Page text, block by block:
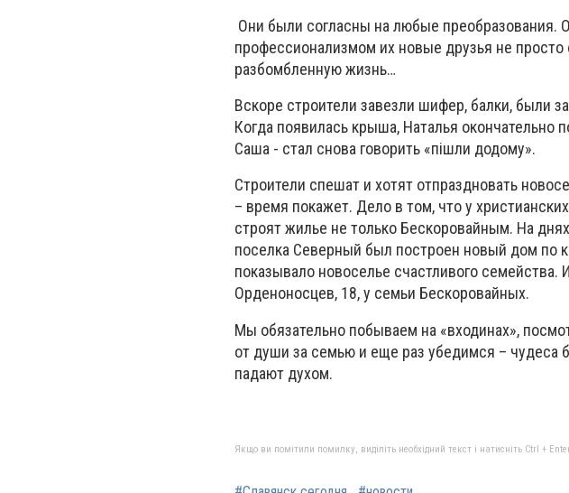
Они были согласны на любые преобразования.
профессионализмом их новые друзья не
разбомбленную жизнь…
Вскоре строители завезли шифер, балки, были
Когда появилась крыша, Наталья окончательно
Саша - стал снова говорить «пішли додому».
Строители спешат и хотят отпраздновать
– время покажет. Дело в том, что у
строят жилье не только Бескоровайным. На
поселка Северный был построен новый дом по
показывало новоселье счастливого семейства.
Орденоносцев, 18, у семьи Бескоровайных.
Мы обязательно побываем на «входинах»,
от души за семью и еще раз убедимся – чудеса
падают духом.
Якщо ви помітили помилку, виділіть необхідний текст і натисніть Ctrl +